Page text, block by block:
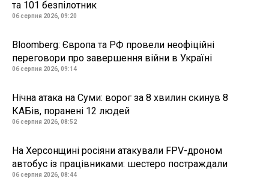
та 101 безпілотник
06 серпня 2026, 09:20
Bloomberg: Європа та РФ провели неофіційні
переговори про завершення війни в Україні
06 серпня 2026, 09:14
Нічна атака на Суми: ворог за 8 хвилин скинув 8
КАБів, поранені 12 людей
06 серпня 2026, 08:52
На Херсонщині росіяни атакували FPV-дроном
автобус із працівниками: шестеро постраждали
06 серпня 2026, 08:44